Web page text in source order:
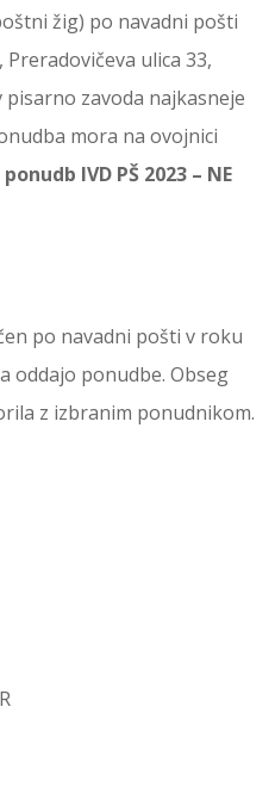
žig) po navadni pošti
ulica 33,
zavoda najkasneje
mora na ovojnici
IVD PŠ 2023 – NE
po navadni pošti v roku
oddajo ponudbe. Obseg
z izbranim ponudnikom.
6. 2023